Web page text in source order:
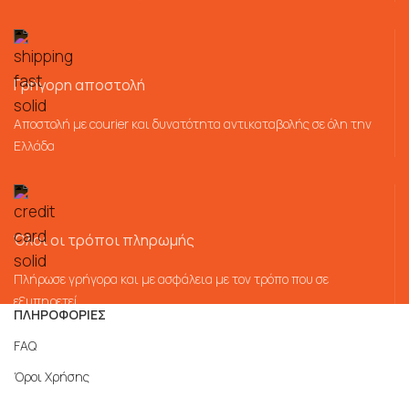
Γρήγορη αποστολή
Αποστολή με courier και δυνατότητα αντικαταβολής σε όλη την
Ελλάδα
Όλοι οι τρόποι πληρωμής
Πλήρωσε γρήγορα και με ασφάλεια με τον τρόπο που σε
εξυπηρετεί
ΠΛΗΡΟΦΟΡΙΕΣ
FAQ
Όροι Χρήσης